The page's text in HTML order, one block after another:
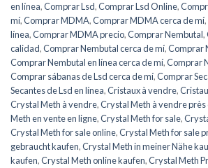
en línea,Comprar Lsd,Comprar Lsd Online,
mí,Comprar MDMA,Comprar MDMA cerca de mí,
línea,Comprar MDMA precio,Comprar Nembutal,
calidad,Comprar Nembutal cerca de mí,Comprar
Comprar Nembutal en línea cerca de mí,Comprar
Comprar sábanas de Lsd cerca de mí,Comprar
Secantes de Lsd en línea,Cristaux à vendre,
Crystal Meth à vendre,Crystal Meth à vendre près
Meth en vente en ligne,Crystal Meth for sale,
Crystal Meth for sale online,Crystal Meth for sale
gebraucht kaufen,Crystal Meth in meiner Nähe
kaufen,Crystal Meth online kaufen,Crystal Meth